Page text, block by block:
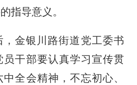
指导意义。
，金银川路街道党工委书
员干部要认真学习宣传贯
中全会精神 ， 不忘初心、